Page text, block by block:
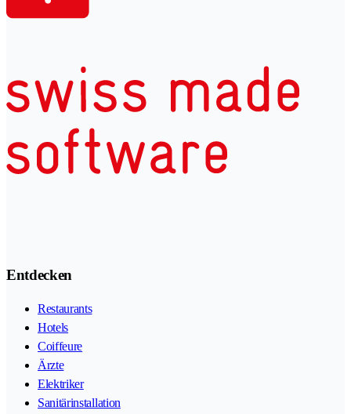
Entdecken
Restaurants
Hotels
Coiffeure
Ärzte
Elektriker
Sanitärinstallation